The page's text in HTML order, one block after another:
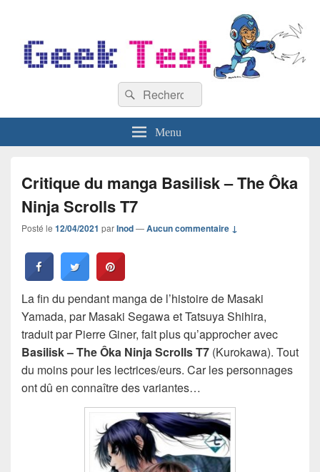
Recherche :
Rechercher
Menu
Critique du manga Basilisk – The Ôka
Ninja Scrolls T7
Posté le 12/04/2021 parInod—Aucun commentaire ↓
La fin du pendant manga de l’histoire de Masaki
Yamada, par Masaki Segawa et Tatsuya Shihira,
traduit par Pierre Giner, fait plus qu’approcher avec
Basilisk – The Ôka Ninja Scrolls T7 (Kurokawa). Tout
du moins pour les lectrices/eurs. Car les personnages
ont dû en connaître des variantes…